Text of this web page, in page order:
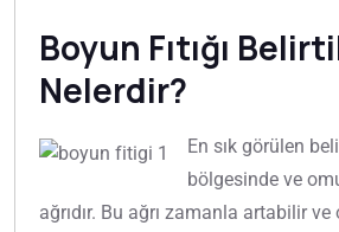
Boyun Fıtığı
Nelerdir?
En sık görülen
bölgesinde ve
ağrıdır. Bu ağrı zamanla artabilir